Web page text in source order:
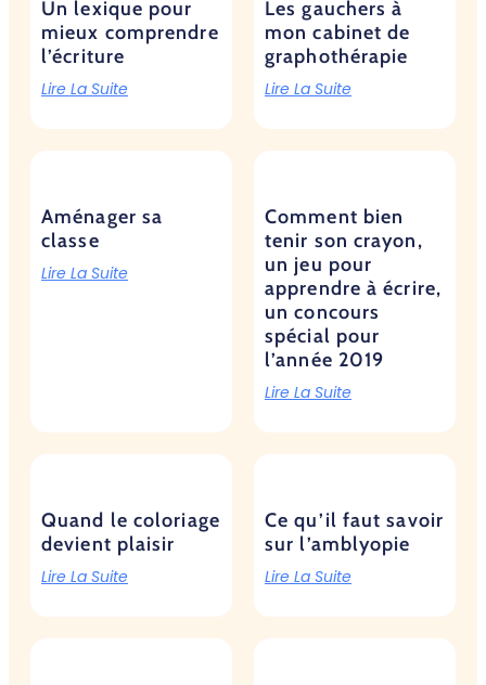
Un lexique pour
mieux comprendre
l’écriture
Lire La Suite
Les gauchers à
mon cabinet de
graphothérapie
Lire La Suite
Aménager sa
classe
Lire La Suite
Comment bien
tenir son crayon,
un jeu pour
apprendre à écrire,
un concours
spécial pour
l’année 2019
Lire La Suite
Quand le coloriage
devient plaisir
Lire La Suite
Ce qu’il faut savoir
sur l’amblyopie
Lire La Suite